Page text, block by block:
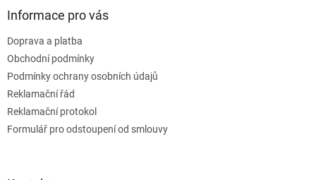
Informace pro vás
Doprava a platba
Obchodní podmínky
Podmínky ochrany osobních údajů
Reklamační řád
Reklamační protokol
Formulář pro odstoupení od smlouvy